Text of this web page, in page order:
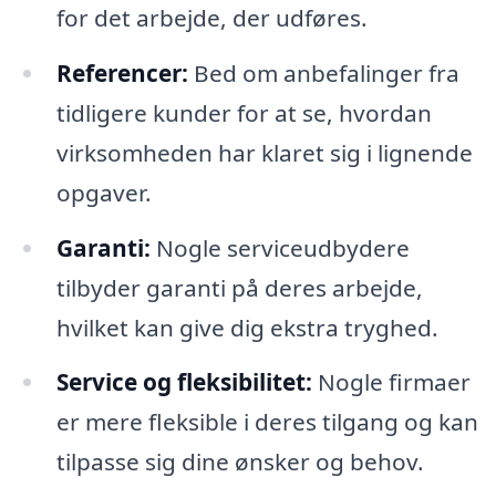
for det arbejde, der udføres.
Referencer: Bed om anbefalinger fra
tidligere kunder for at se, hvordan
virksomheden har klaret sig i lignende
opgaver.
Garanti: Nogle serviceudbydere
tilbyder garanti på deres arbejde,
hvilket kan give dig ekstra tryghed.
Service og fleksibilitet: Nogle firmaer
er mere fleksible i deres tilgang og kan
tilpasse sig dine ønsker og behov.